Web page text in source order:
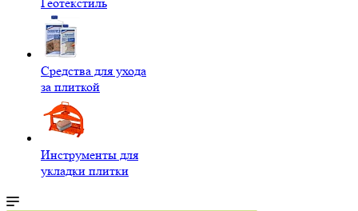
Средства для ухода
за плиткой
Инструменты для
укладки плитки